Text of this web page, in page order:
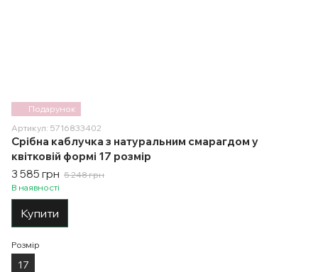
Подарунок
Артикул: 5716833402
Срібна каблучка з натуральним смарагдом у
квітковій формі 17 розмір
3 585 грн 5 248 грн
В наявності
Купити
Розмір
17